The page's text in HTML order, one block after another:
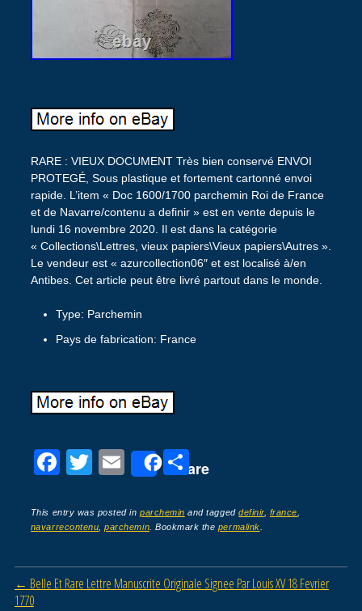
RARE : VIEUX DOCUMENT Très bien conservé ENVOI
PROTEGÉ, Sous plastique et fortement cartonné envoi
rapide. L’item « Doc 1600/1700 parchemin Roi de France
et de Navarre/contenu a definir » est en vente depuis le
lundi 16 novembre 2020. Il est dans la catégorie
« Collections\Lettres, vieux papiers\Vieux papiers\Autres ».
Le vendeur est « azurcollection06″ et est localisé à/en
Antibes. Cet article peut être livré partout dans le monde.
Type: Parchemin
Pays de fabrication: France
F
c
e
b
o
T
tt
er
E
ail
Share
P
ta
g
er
This entry was posted inparchemin and taggeddefinir, france
navarrecontenu ,parchemin . Bookmark the permalink
Post navigation
← Belle Et Rare Lettre Manuscrite Originale Signee Par Louis XV 18 Fevrier
1770